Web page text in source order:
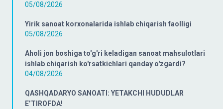
05/08/2026
Yirik sanoat korxonalarida ishlab chiqarish faolligi
05/08/2026
Aholi jon boshiga to'g'ri keladigan sanoat mahsulotlari
ishlab chiqarish ko'rsatkichlari qanday o'zgardi?
04/08/2026
QASHQADARYO SANOATI: YETAKCHI HUDUDLAR
E’TIROFDA!